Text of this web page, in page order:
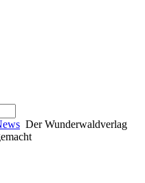
Der Wunderwaldverlag